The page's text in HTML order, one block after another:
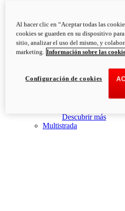
PVP
Configurar
new Monster +
Monster +
newMonster 100
Descubrir más
Multistrada
Al hacer clic en “Aceptar todas las
cookies se guarden en su dispositivo
sitio, analizar el uso del mismo, y
marketing. Información sobre las
Configuración de cookies